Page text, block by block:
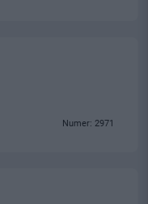
Numer: 2971